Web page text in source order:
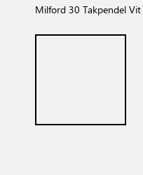
Milford 30 Takpendel Vit